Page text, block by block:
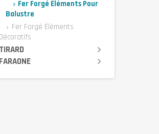
Fer Forgé Éléments Pour
Balustre
Fer Forgé Éléments
Décoratifs
TIRARD
FARAONE